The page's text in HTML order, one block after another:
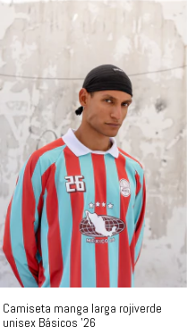
Camiseta manga larga rojiverde
unisex Básicos '26